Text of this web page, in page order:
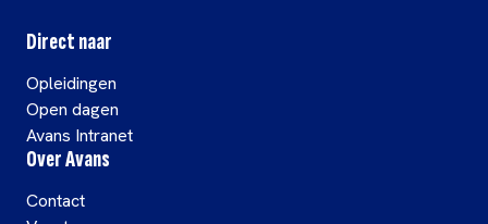
Direct naar
Opleidingen
Open dagen
Avans Intranet
Over Avans
Contact